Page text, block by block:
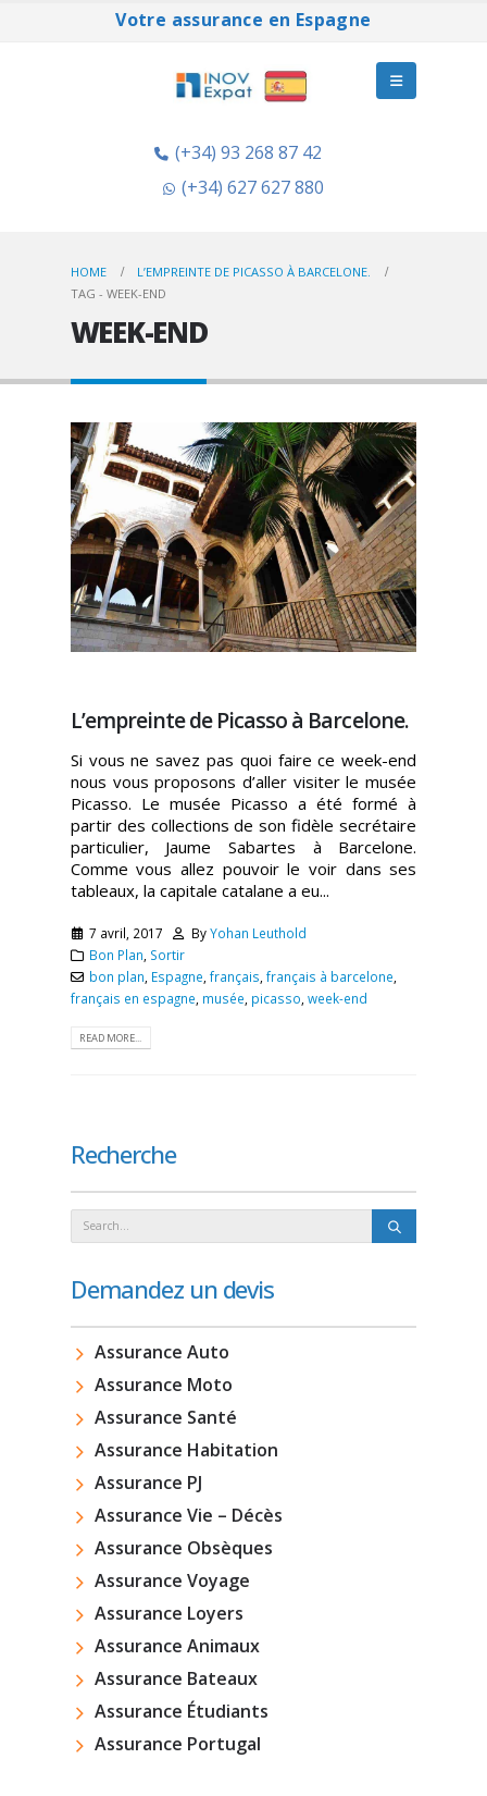
Votre assurance en Espagne
(+34) 93 268 87 42
(+34) 627 627 880
HOME
L’EMPREINTE DE PICASSO À BARCELONE.
TAG - WEEK-END
WEEK-END
L’empreinte de Picasso à Barcelone.
Si vous ne savez pas quoi faire ce week-end
nous vous proposons d’aller visiter le musée
Picasso. Le musée Picasso a été formé à
partir des collections de son fidèle secrétaire
particulier, Jaume Sabartes à Barcelone.
Comme vous allez pouvoir le voir dans ses
tableaux, la capitale catalane a eu...
7 avril, 2017 ByYohan Leuthold
Bon Plan Sortir
bon plan Espagne ,français ,français à barcelone
français en espagne musée picasso week-end
READ MORE...
Recherche
Demandez un devis
Assurance Auto
Assurance Moto
Assurance Santé
Assurance Habitation
Assurance PJ
Assurance Vie – Décès
Assurance Obsèques
Assurance Voyage
Assurance Loyers
Assurance Animaux
Assurance Bateaux
Assurance Étudiants
Assurance Portugal